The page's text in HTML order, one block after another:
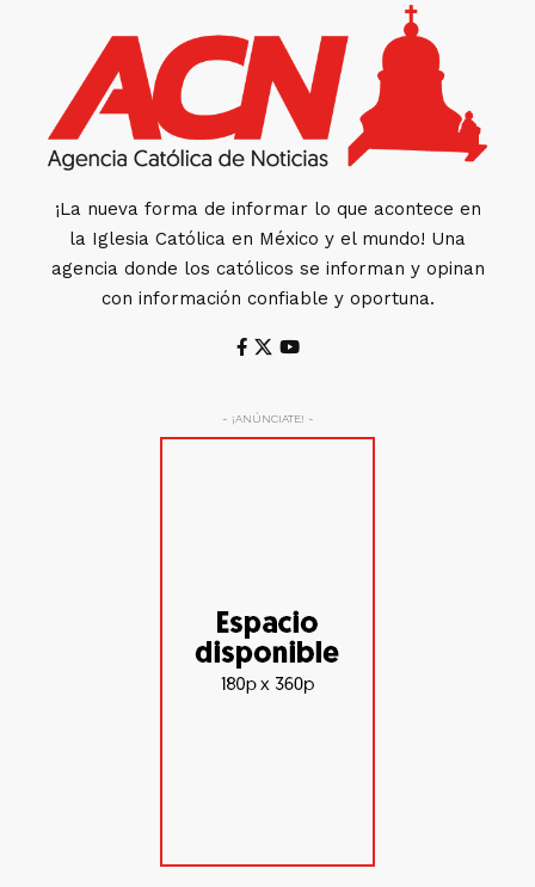
¡La nueva forma de informar lo que acontece en
la Iglesia Católica en México y el mundo! Una
agencia donde los católicos se informan y opinan
con información confiable y oportuna.
- ¡ANÚNCIATE! -